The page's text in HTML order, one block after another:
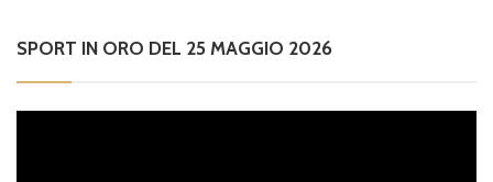
SPORT IN ORO DEL 25 MAGGIO 2026